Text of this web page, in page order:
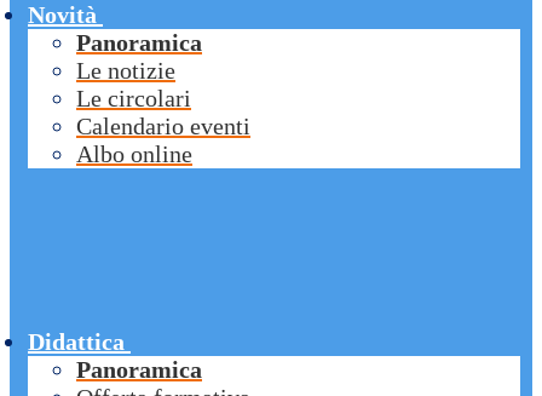
Novità
Panoramica
Le notizie
Le circolari
Calendario eventi
Albo online
Didattica
Panoramica